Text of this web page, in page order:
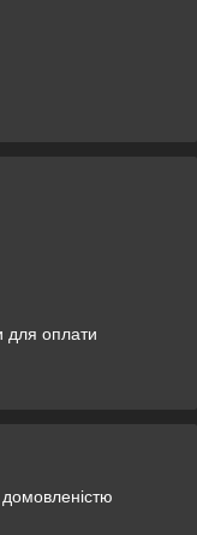
для оплати